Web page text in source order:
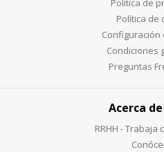
Política de
Política de
Configuración
Condiciones
Preguntas
Acerca
RRHH - Trabaja